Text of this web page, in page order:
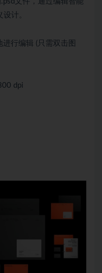
计。
行编辑 (只需双击图
dpi